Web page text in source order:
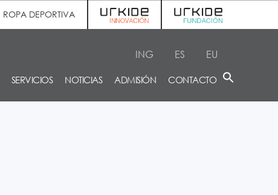
ROPA DEPORTIVA
ING ES EU
SERVICIOS NOTICIAS ADMISIÓN CONTACTO